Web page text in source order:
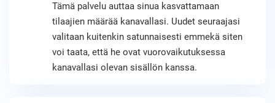
Tämä palvelu auttaa sinua kasvattamaan
tilaajien määrää kanavallasi. Uudet seuraajasi
valitaan kuitenkin satunnaisesti emmekä siten
voi taata, että he ovat vuorovaikutuksessa
kanavallasi olevan sisällön kanssa.